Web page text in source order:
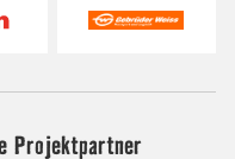
Projektpartner